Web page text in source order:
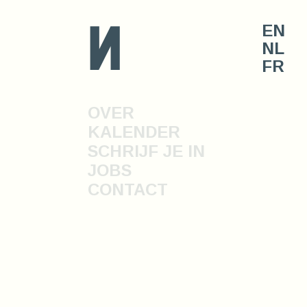
n
OVER
KALENDER
SCHRIJF JE IN
JOBS
CONTACT
EN
NL
FR